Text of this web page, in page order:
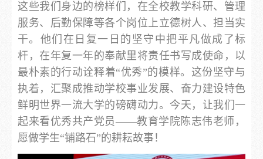
这些我们身边的榜样们，在全校教学科研、管理
服务、后勤保障等各个岗位上立德树人、担当实
干。他们在日复一日的坚守中把平凡做成了标
杆，在年复一年的奉献里将责任书写成使命，以
最朴素的行动诠释着“优秀”的模样。这份坚守与
执着，汇聚成推动学校事业发展、奋力建设特色
鲜明世界一流大学的磅礴动力。今天，让我们一
起来看优秀共产党员——教育学院陈志伟老师，
愿做学生“铺路石”的耕耘故事！